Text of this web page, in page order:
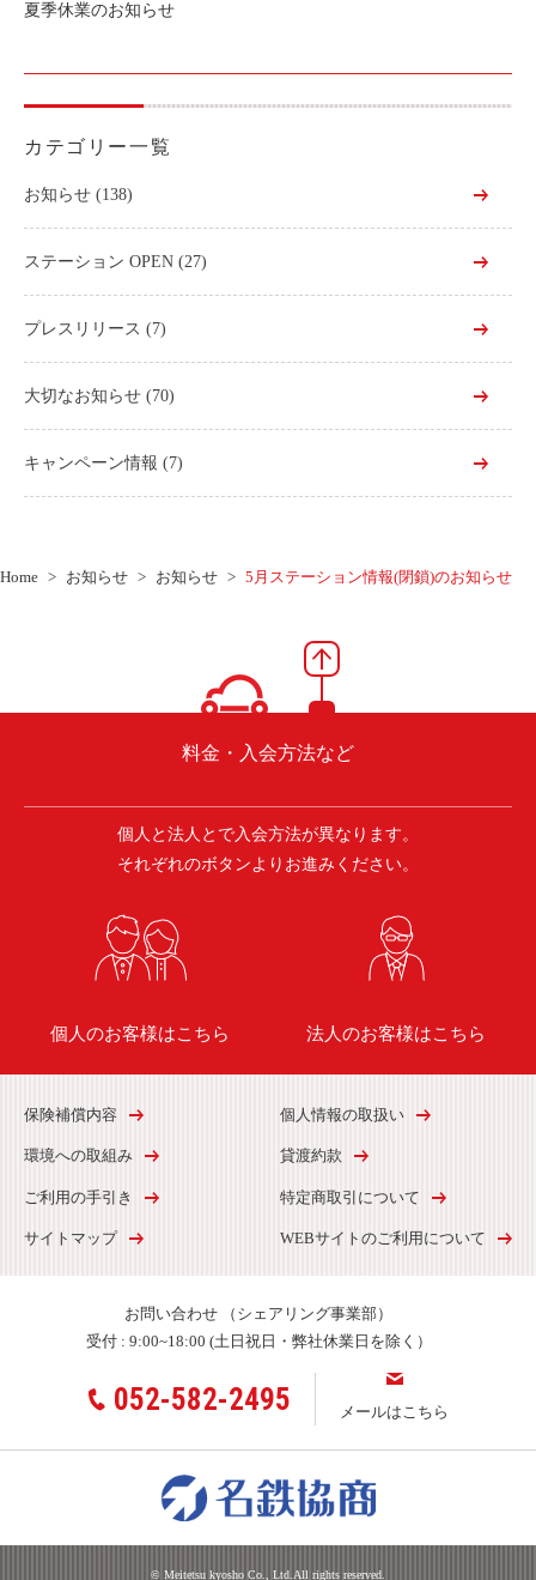
夏季休業のお知らせ
カテゴリー一覧
お知らせ (138)
ステーション OPEN (27)
プレスリリース (7)
大切なお知らせ (70)
キャンペーン情報 (7)
Home お知らせ お知らせ 5月ステーション情報(閉鎖)のお知らせ
料金・入会方法など
個人と法人とで入会方法が異なります。
それぞれのボタンよりお進みください。
個人のお客様はこちら 法人のお客様はこちら
保険補償内容 個人情報の取扱い
環境への取組み 貸渡約款
ご利用の手引き 特定商取引について
サイトマップ WEBサイトのご利用について
お問い合わせ
（シェアリング事業部）
受付 : 9:00~18:00 (土日祝日・弊社休業日を除く）
052-582-2495 メールはこちら
© Meitetsu kyosho Co., Ltd.All rights reserved.